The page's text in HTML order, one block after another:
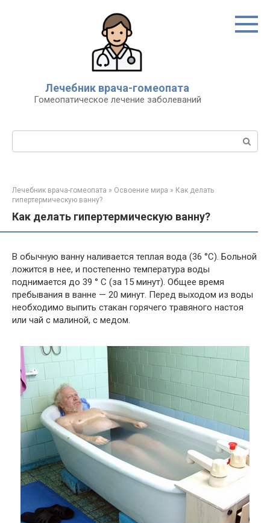
Лечебник врача-гомеопата
Гомеопатическое лечение заболеваний
Поиск:
Лечебник врача-гомеопата » Освоение мира » Как делать
гипертермическую ванну?
Как делать гипертермическую ванну?
В обычную ванну наливается теплая вода (36 °С). Больной
ложится в нее, и постепенно температура воды
поднимается до 39 ° С (за 15 минут). Общее время
пребывания в ванне — 20 минут. Перед выходом из воды
необходимо выпить стакан горячего травяного настоя
или чай с малиной, с медом.